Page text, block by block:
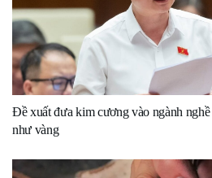
Đề xuất đưa kim cương vào ngành
như vàng